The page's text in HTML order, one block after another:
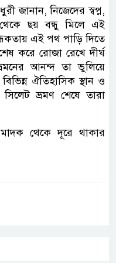
জানান, নিজেদের স্বপ্ন,
ছয় বন্ধু মিলে এই
এই পথ পাড়ি দিতে
করে রোজা রেখে দীর্ঘ
আনন্দ তা ভুলিয়ে
ঐতিহাসিক স্থান ও
ভ্রমণ শেষে তারা
থেকে দূরে থাকার